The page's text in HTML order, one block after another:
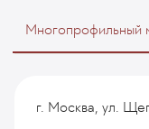
Многопрофильный
г. Москва, ул.